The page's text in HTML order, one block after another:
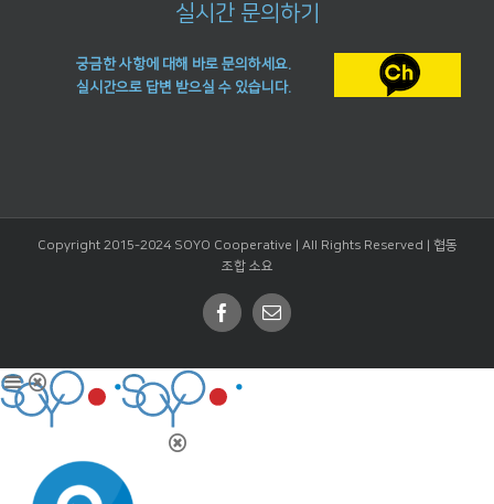
실시간 문의하기
궁금한 사항에 대해 바로 문의하세요.
실시간으로 답변 받으실 수 있습니다.
Copyright 2015-2024 SOYO Cooperative | All Rights Reserved | 협동
조합 소요
Facebook
Email